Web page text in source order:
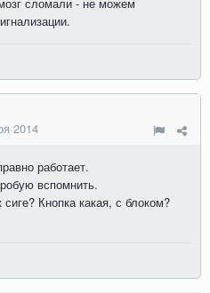
2014
работает.
вспомнить.
Кнопка какая, с блоком?